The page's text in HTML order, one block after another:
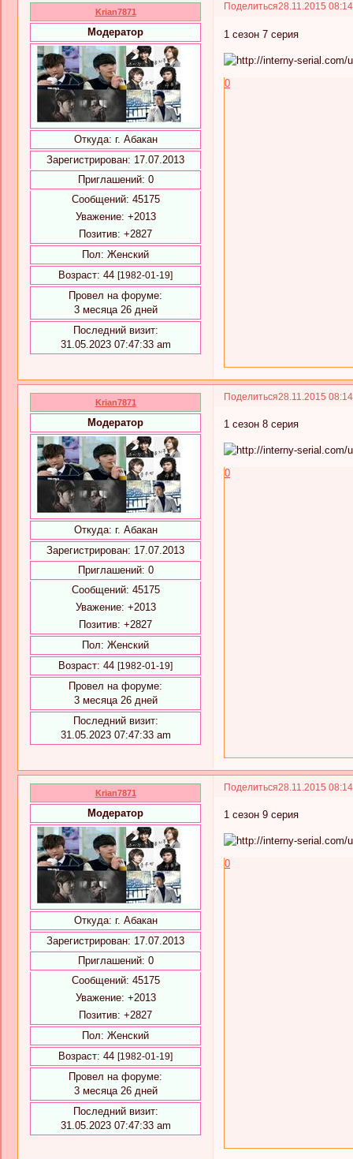
Поделиться28.11.2015
Krian7871
Модератор
Откуда: г. Абакан
Зарегистрирован: 17.07.2013
Приглашений: 0
Сообщений: 45175
Уважение: +2013
Позитив: +2827
Пол: Женский
Возраст: 44 [1982-01-19]
Провел на форуме:
3 месяца 26 дней
Последний визит:
31.05.2023 07:47:33 am
1 сезон 7 серия
0
Поделиться28.11.2015
Krian7871
Модератор
Откуда: г. Абакан
Зарегистрирован: 17.07.2013
Приглашений: 0
Сообщений: 45175
Уважение: +2013
Позитив: +2827
Пол: Женский
Возраст: 44 [1982-01-19]
Провел на форуме:
3 месяца 26 дней
Последний визит:
31.05.2023 07:47:33 am
1 сезон 8 серия
0
Поделиться28.11.2015
Krian7871
Модератор
Откуда: г. Абакан
Зарегистрирован: 17.07.2013
Приглашений: 0
Сообщений: 45175
Уважение: +2013
Позитив: +2827
Пол: Женский
Возраст: 44 [1982-01-19]
Провел на форуме:
3 месяца 26 дней
Последний визит:
31.05.2023 07:47:33 am
1 сезон 9 серия
0